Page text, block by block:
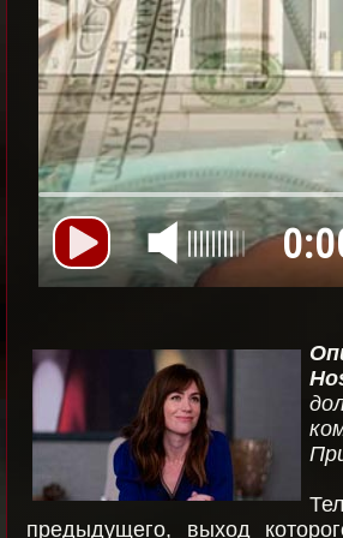
предыдущего, выход